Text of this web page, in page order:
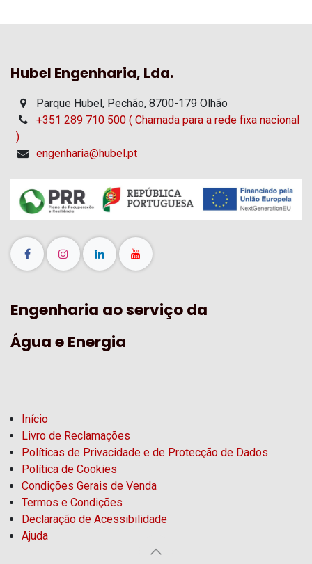
Hubel Engenharia, Lda.
Parque Hubel, Pechão, 8700-179 Olhão
+351 289 710 500 ( Chamada para a rede fixa nacional
)
engenharia@hubel.pt
Engenharia ao serviço da
Água e Energia
Início
Livro de Reclamações
Políticas de Privacidade e de Protecção de Dados
Política de Cookies
Condições Gerais de Venda
Termos e Condições
Declaração de Acessibilidade
Ajuda